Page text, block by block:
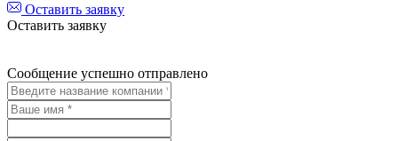
Оставить заявку
Оставить заявку
Сообщение успешно отправлено